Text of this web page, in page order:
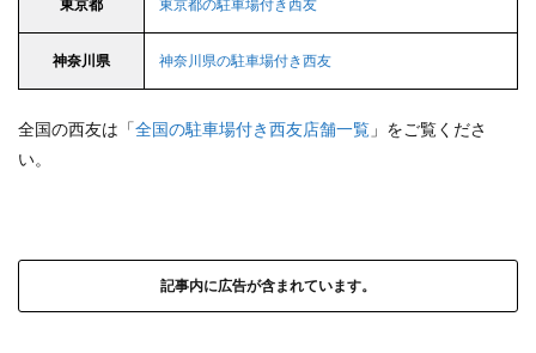
東京都 東京都の駐車場付き西友
神奈川県 神奈川県の駐車場付き西友
全国の西友は「全国の駐車場付き西友店舗一覧 」をご覧くださ
い。
記事内に広告が含まれています。